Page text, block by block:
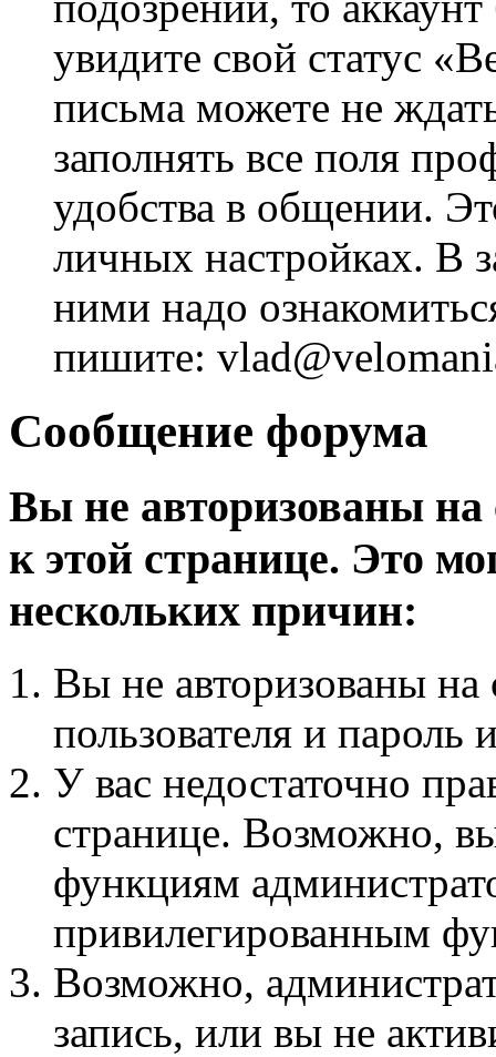
увидите свой статус
письма можете не
заполнять все поля
удобства в общении.
личных настройках. В
ними надо
пишите:
Сообщение форума
Вы не авторизованы на
к этой странице. Это
нескольких причин:
Вы не авторизованы на
пользователя и пароль
У вас недостаточно
странице. Возможно,
функциям
привилегированным
Возможно,
запись, или вы не